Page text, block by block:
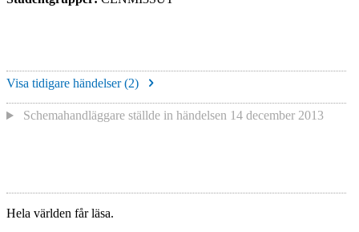
Visa tidigare händelser (2)
Schemahandläggare ställde in händelsen 14 december 2013
Hela världen får läsa.